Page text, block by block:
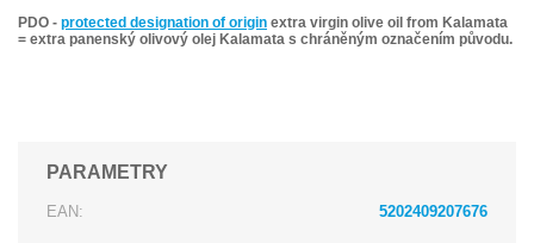
PDO - protected designation of origin extra virgin olive oil from Kalamata
= extra panenský olivový olej Kalamata s chráněným označením původu.
PARAMETRY
EAN: 5202409207676